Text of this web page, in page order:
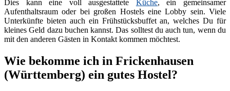
Dies kann eine voll ausgestattete Küche, ein gemeinsamer
Aufenthaltsraum oder bei großen Hostels eine Lobby sein. Viele
Unterkünfte bieten auch ein Frühstücksbuffet an, welches Du für
kleines Geld dazu buchen kannst. Das solltest du auch tun, wenn du
mit den anderen Gästen in Kontakt kommen möchtest.
Wie bekomme ich in Frickenhausen
(Württemberg) ein gutes Hostel?